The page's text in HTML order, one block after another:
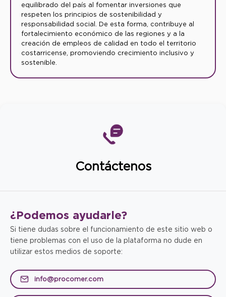
equilibrado del país al fomentar inversiones que
respeten los principios de sostenibilidad y
responsabilidad social. De esta forma, contribuye al
fortalecimiento económico de las regiones y a la
creación de empleos de calidad en todo el territorio
costarricense, promoviendo crecimiento inclusivo y
sostenible.
Contáctenos
¿Podemos ayudarle?
Si tiene dudas sobre el funcionamiento de este sitio web o
tiene problemas con el uso de la plataforma no dude en
utilizar estos medios de soporte:
info@procomer.com